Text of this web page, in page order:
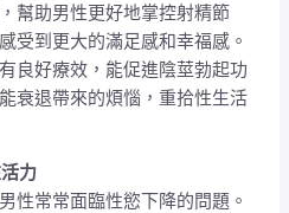
幫助男性更好地掌控射精節
受到更大的滿足感和幸福感。
良好療效，能促進陰莖勃起功
衰退帶來的煩惱，重拾性生活
力
性常常面臨性慾下降的問題。